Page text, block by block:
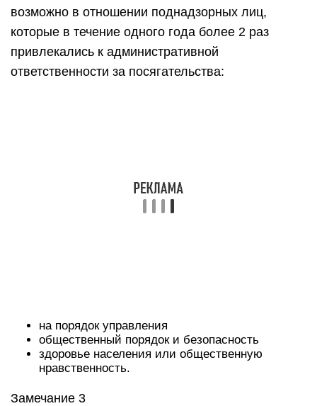
возможно в отношении поднадзорных лиц,
которые в течение одного года более 2 раз
привлекались к административной
ответственности за посягательства:
на порядок управления
общественный порядок и безопасность
здоровье населения или общественную
нравственность.
Замечание 3